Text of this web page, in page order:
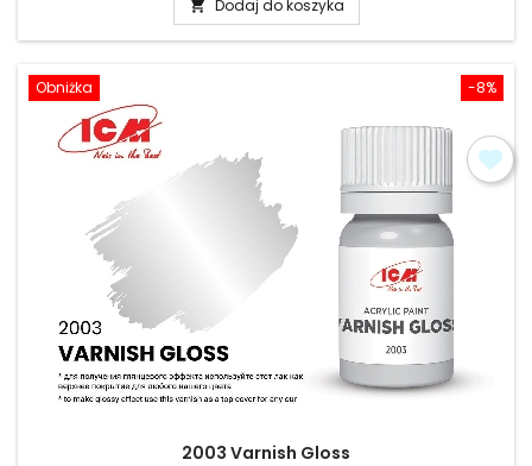
 Dodaj do koszyka
-8%
Obniżka
2003 Varnish Gloss